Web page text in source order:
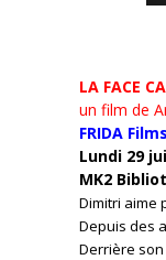
LA FACE
un film de
FRIDA
Lundi 29
MK2
Dimitri aime
Depuis des
Derrière